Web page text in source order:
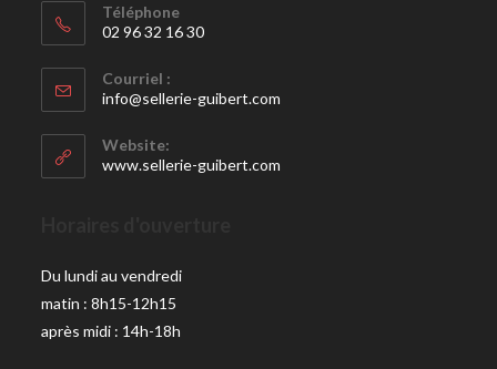
Téléphone
02 96 32 16 30
Courriel :
info@sellerie-guibert.com
Website:
www.sellerie-guibert.com
Du lundi au vendredi
matin : 8h15-12h15
après midi : 14h-18h